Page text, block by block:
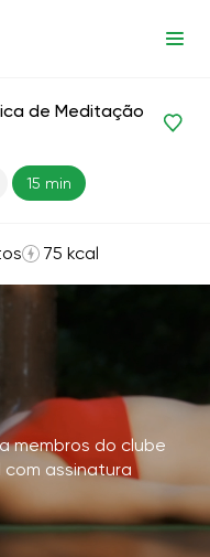
de Meditação
15 min
75 kcal
membros do clube
assinatura